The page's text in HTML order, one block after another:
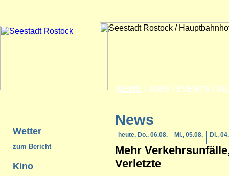
NEWS JOBS EVENTS
Wetter
zum Bericht
Kino
News
heute, Do., 06.08. Mi., 05.08. Di.,
Mehr
Verletzte